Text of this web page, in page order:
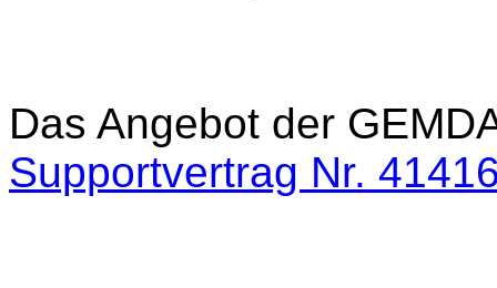
Das Angebot der
Supportvertrag Nr.